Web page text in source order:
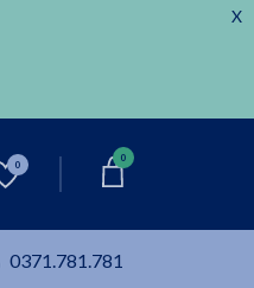
X
0
0
0371.781.781